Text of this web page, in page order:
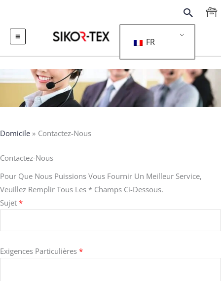
搜
索
FR
Domicile Contactez-Nous
Contactez-Nous
Pour Que Nous Puissions Vous Fournir Un Meilleur Service,
Veuillez Remplir Tous Les * Champs Ci-Dessous.
Sujet *
Exigences Particulières *